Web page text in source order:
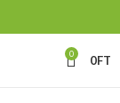
0 0FT